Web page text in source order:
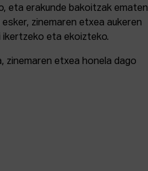
eta erakunde bakoitzak ematen
zinemaren etxea aukeren
ikertzeko eta ekoizteko.
zinemaren etxea honela dago